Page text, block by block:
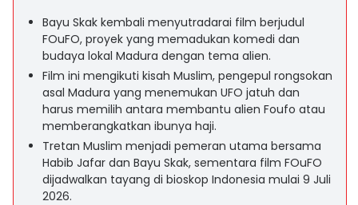
Bayu Skak kembali menyutradarai film berjudul
FOuFO, proyek yang memadukan komedi dan
budaya lokal Madura dengan tema alien.
Film ini mengikuti kisah Muslim, pengepul rongsokan
asal Madura yang menemukan UFO jatuh dan
harus memilih antara membantu alien Foufo atau
memberangkatkan ibunya haji.
Tretan Muslim menjadi pemeran utama bersama
Habib Jafar dan Bayu Skak, sementara film FOuFO
dijadwalkan tayang di bioskop Indonesia mulai 9 Juli
2026.